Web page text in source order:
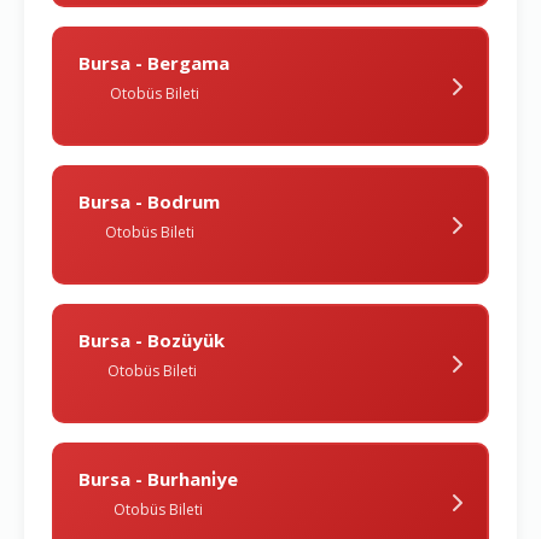
Bursa - Bergama
Otobüs Bileti
Bursa - Bodrum
Otobüs Bileti
Bursa - Bozüyük
Otobüs Bileti
Bursa - Burhani̇ye
Otobüs Bileti